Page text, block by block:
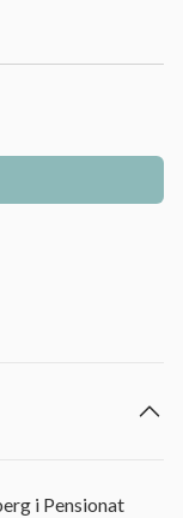
i Pensionat